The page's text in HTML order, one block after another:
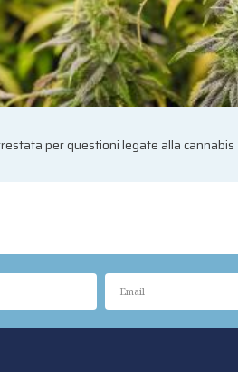
per questioni legate alla cannabis